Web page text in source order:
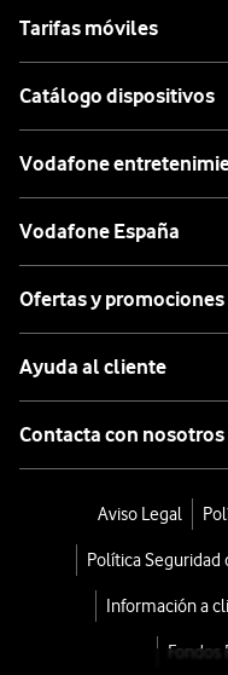
Tarifas móviles
Catálogo dispositivos
Vodafone
Vodafone España
Ofertas y promociones
Ayuda al cliente
Contacta con nosotros
Aviso Legal
Política
Información a
Fondos